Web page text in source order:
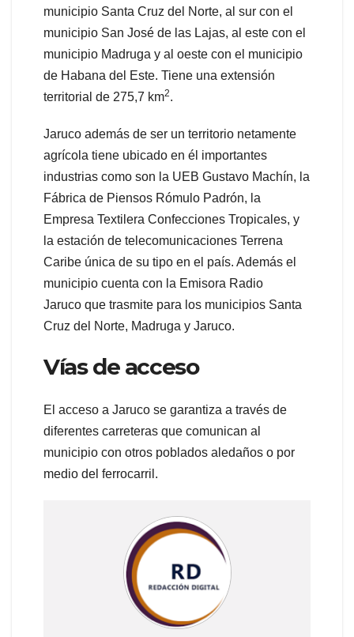
municipio Santa Cruz del Norte, al sur con el
municipio San José de las Lajas, al este con el
municipio Madruga y al oeste con el municipio
de Habana del Este. Tiene una extensión
territorial de 275,7 km2.
Jaruco además de ser un territorio netamente
agrícola tiene ubicado en él importantes
industrias como son la UEB Gustavo Machín, la
Fábrica de Piensos Rómulo Padrón, la
Empresa Textilera Confecciones Tropicales, y
la estación de telecomunicaciones Terrena
Caribe única de su tipo en el país. Además el
municipio cuenta con la Emisora Radio
Jaruco que trasmite para los municipios Santa
Cruz del Norte, Madruga y Jaruco.
Vías de acceso
El acceso a Jaruco se garantiza a través de
diferentes carreteras que comunican al
municipio con otros poblados aledaños o por
medio del ferrocarril.